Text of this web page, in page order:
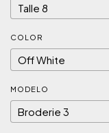
COLOR
MODELO